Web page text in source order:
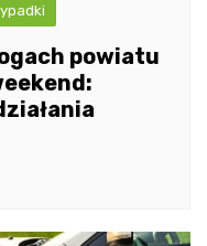
powiatu